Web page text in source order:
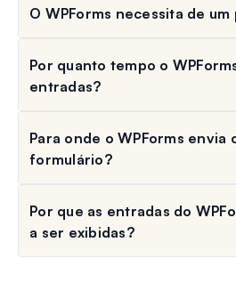
O WPForms necessita de um
Por quanto tempo o
entradas?
Para onde o WPForms envia
formulário?
Por que as entradas do
a ser exibidas?